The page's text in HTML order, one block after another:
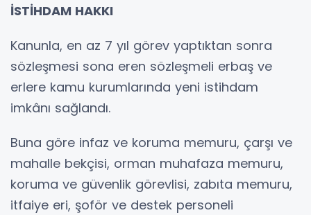
İSTİHDAM HAKKI
Kanunla, en az 7 yıl görev yaptıktan sonra
sözleşmesi sona eren sözleşmeli erbaş ve
erlere kamu kurumlarında yeni istihdam
imkânı sağlandı.
Buna göre infaz ve koruma memuru, çarşı ve
mahalle bekçisi, orman muhafaza memuru,
koruma ve güvenlik görevlisi, zabıta memuru,
itfaiye eri, şoför ve destek personeli